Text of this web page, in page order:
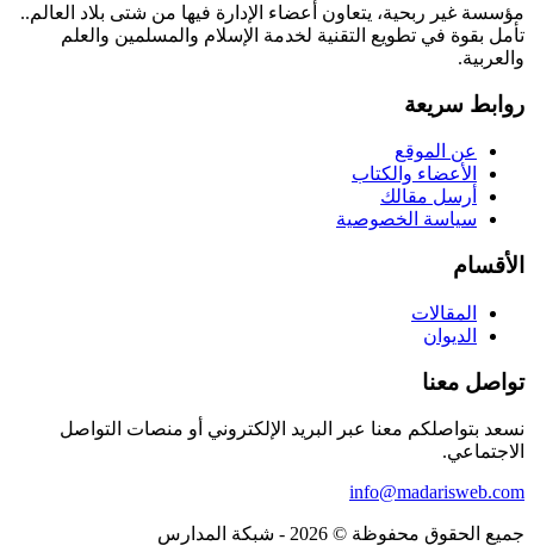
مؤسسة غير ربحية، يتعاون أعضاء الإدارة فيها من شتى بلاد العالم..
تأمل بقوة في تطويع التقنية لخدمة الإسلام والمسلمين والعلم
والعربية.
روابط سريعة
عن الموقع
الأعضاء والكتاب
أرسل مقالك
سياسة الخصوصية
الأقسام
المقالات
الديوان
تواصل معنا
نسعد بتواصلكم معنا عبر البريد الإلكتروني أو منصات التواصل
الاجتماعي.
info@madarisweb.com
جميع الحقوق محفوظة © 2026 - شبكة المدارس